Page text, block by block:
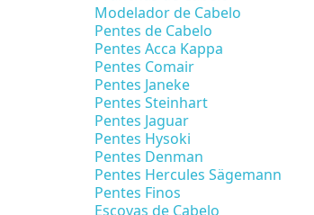
Modelador de Cabelo
Pentes de Cabelo
Pentes Acca Kappa
Pentes Comair
Pentes Janeke
Pentes Steinhart
Pentes Jaguar
Pentes Hysoki
Pentes Denman
Pentes Hercules Sägemann
Pentes Finos
Escovas de Cabelo